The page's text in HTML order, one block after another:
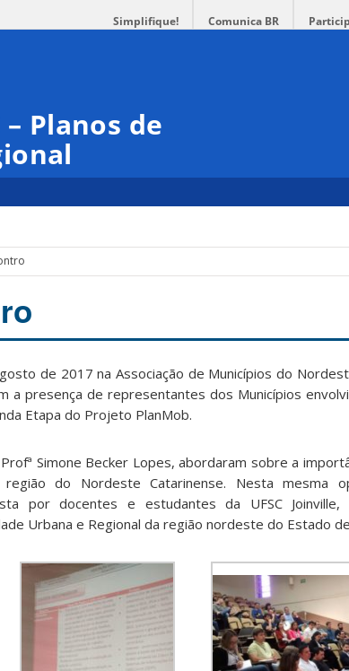
Simplifique! Comunica BR
– Planos de
de 2017 na Associação de Municípios do
a presença de representantes dos Municípios
Etapa do Projeto PlanMob.
Simone Becker Lopes, abordaram sobre a
do Nordeste Catarinense. Nesta mesma
por docentes e estudantes da UFSC
Urbana e Regional da região nordeste do Estado